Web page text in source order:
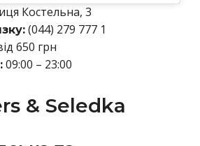
Костельна, 3
(044) 279 777 1
650 грн
09:00 – 23:00
& Seledka